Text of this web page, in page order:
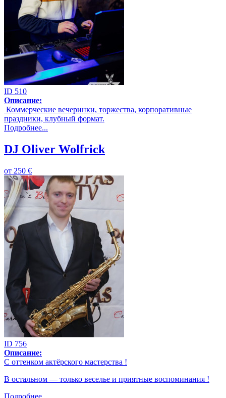
ID 510
Описание:
Коммерческие вечеринки, торжества, корпоративные
праздники, клубный формат.
Подробнее...
DJ Oliver Wolfrick
от 250 €
ID 756
Описание:
С оттенком актёрского мастерства !
В остальном — только веселье и приятные воспоминания !
Подробнее...